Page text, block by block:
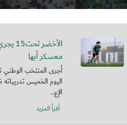
الأخضر
معسكر أبها
اليوم الخميس
الإع...
أقرأ المزيد